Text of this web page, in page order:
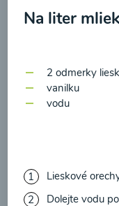
Na liter
2 odmerky
vanilku
vodu
Lieskové
Dolejte vodu
prečítal(a)